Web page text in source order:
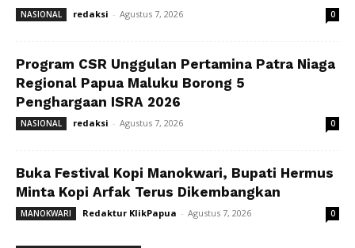
NASIONAL redaksi - Agustus 7, 2026 0
Program CSR Unggulan Pertamina Patra Niaga
Regional Papua Maluku Borong 5
Penghargaan ISRA 2026
NASIONAL redaksi - Agustus 7, 2026 0
Buka Festival Kopi Manokwari, Bupati Hermus
Minta Kopi Arfak Terus Dikembangkan
MANOKWARI Redaktur KlikPapua - Agustus 7, 2026 0